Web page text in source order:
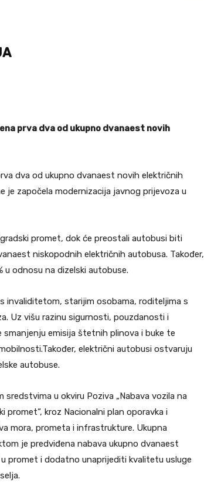
prva dva od ukupno dvanaest novih
dva od ukupno dvanaest novih električnih
započela modernizacija javnog prijevoza u
promet, dok će preostali autobusi biti
niskopodnih električnih autobusa. Također,
odnosu na dizelski autobuse.
invaliditetom, starijim osobama, roditeljima s
Uz višu razinu sigurnosti, pouzdanosti i
emisija štetnih plinova i buke te
električni autobusi ostvaruju
autobuse.
u okviru Poziva „Nabava vozila na
kroz Nacionalni plan oporavka i
mora, prometa i infrastrukture. Ukupna
je predviđena nabava ukupno dvanaest
promet i dodatno unaprijediti kvalitetu usluge